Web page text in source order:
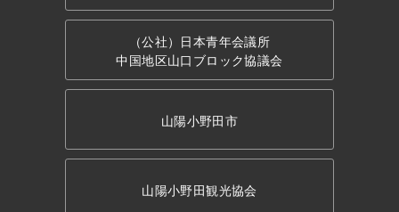
（公社）日本青年会議所
中国地区山口ブロック協議会
山陽小野田市
山陽小野田観光協会